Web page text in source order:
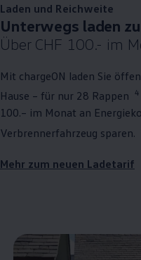
Laden und Reichweite
Unterwegs laden
Über CHF 100.- im
Mit chargeON laden Sie
Hause – für nur 28 Rappen
4
100.– im Monat an
Verbrennerfahrzeug sparen.
Mehr zum neuen Ladetarif